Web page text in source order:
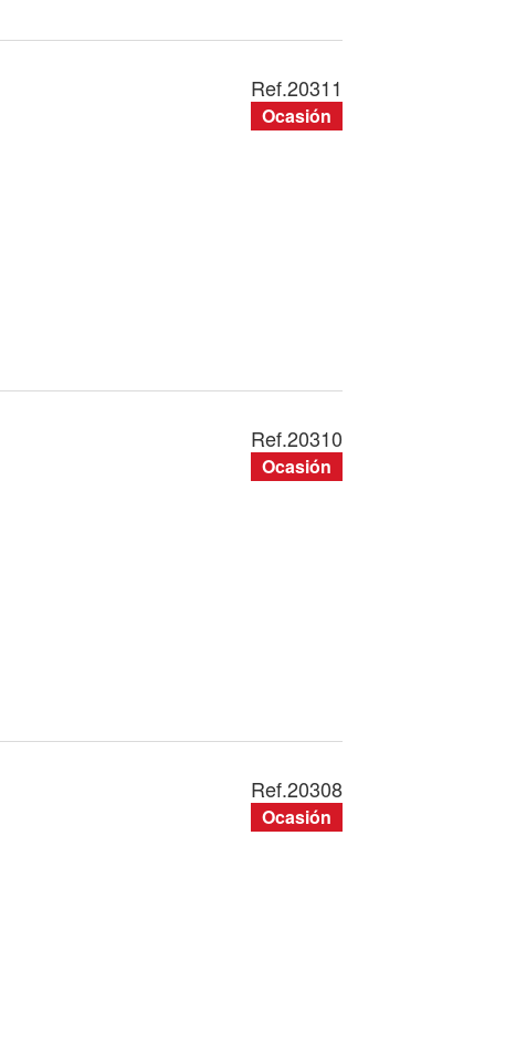
Ref.20311
Ocasión
Ref.20310
Ocasión
Ref.20308
Ocasión